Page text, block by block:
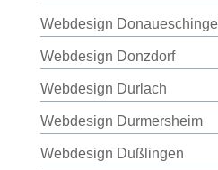
Webdesign
Webdesign Donzdorf
Webdesign Durlach
Webdesign Durmersheim
Webdesign Dußlingen